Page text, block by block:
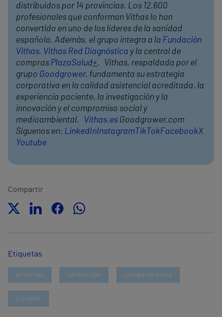
distribuidos por 14 provincias. Los 12.600
profesionales que conforman Vithas lo han
convertido en uno de los líderes de la sanidad
española. Además, el grupo integra a la Fundación
Vithas, Vithas Red Diagnóstica y la central de
compras PlazaSalud+. Vithas, respaldada por el
grupo Goodgrower, fundamenta su estrategia
corporativa en la calidad asistencial acreditada, la
experiencia paciente, la investigación y la
innovación y el compromiso social y
medioambiental.
Vithas.es Goodgrower.com
Síguenos en: LinkedInInstagram TikTokFacebookX
Youtube
Compartir
Etiquetas
arritmias cardiología cirugía cardiaca
Corazón